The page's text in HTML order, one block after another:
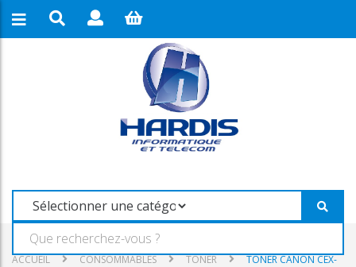
ACCUEIL CONSOMMABLES TONER
TONER CANON CEX-